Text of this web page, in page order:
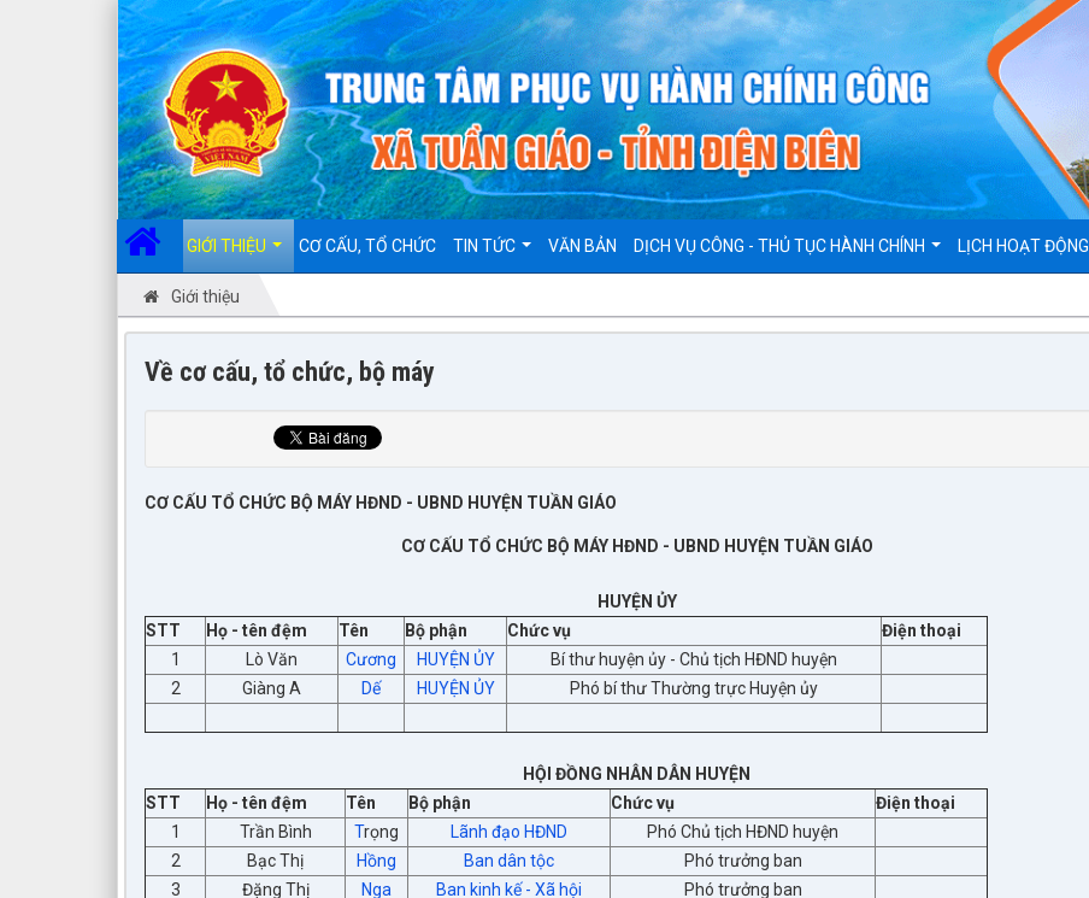
GIỚI THIỆU CƠ CẤU, TỔ CHỨC TIN TỨC VĂN BẢN DỊCH VỤ CÔNG - THỦ TỤC HÀNH CHÍNH LỊCH HOẠT ĐỘNG
Giới thiệu
Về cơ cấu, tổ chức, bộ máy
CƠ CẤU TỔ CHỨC BỘ MÁY HĐND - UBND HUYỆN TUẦN GIÁO
CƠ CẤU TỔ CHỨC BỘ MÁY HĐND - UBND HUYỆN TUẦN GIÁO
HUYỆN ỦY
STT
Họ - tên đệm Tên Bộ phận Chức vụ
Điện thoại
1
Lò Văn Cương HUYỆN ỦY
Bí thư huyện ủy - Chủ tịch HĐND huyện
2
Giàng A Dế HUYỆN ỦY Phó bí thư Thường trực Huyện ủy
HỘI ĐỒNG NHÂN DÂN HUYỆN
STT
Họ - tên đệm Tên Bộ phận Chức vụ
Điện thoại
1
Trần Bình Trọng Lãnh đạo HĐND
Phó Chủ tịch HĐND huyện
2
Bạc Thị Hồng Ban dân tộc
Phó trưởng ban
3
Đặng Thị Nga Ban kinh kế - Xã hội Phó trưởng ban